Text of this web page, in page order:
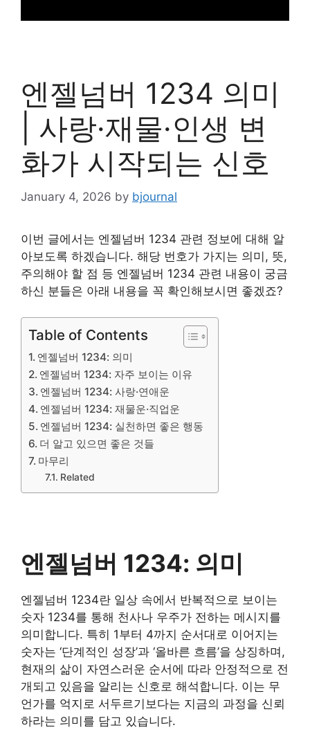
엔젤넘버 1234 의미
| 사랑·재물·인생 변
화가 시작되는 신호
January 4, 2026 by bjournal
이번 글에서는 엔젤넘버 1234 관련 정보에 대해 알
아보도록 하겠습니다. 해당 번호가 가지는 의미, 뜻,
주의해야 할 점 등 엔젤넘버 1234 관련 내용이 궁금
하신 분들은 아래 내용을 꼭 확인해보시면 좋겠죠?
Table of Contents
엔젤넘버 1234: 의미
엔젤넘버 1234: 자주 보이는 이유
엔젤넘버 1234: 사랑·연애운
엔젤넘버 1234: 재물운·직업운
엔젤넘버 1234: 실천하면 좋은 행동
더 알고 있으면 좋은 것들
마무리
Related
엔젤넘버 1234: 의미
엔젤넘버 1234란 일상 속에서 반복적으로 보이는
숫자 1234를 통해 천사나 우주가 전하는 메시지를
의미합니다. 특히 1부터 4까지 순서대로 이어지는
숫자는 ‘단계적인 성장’과 ‘올바른 흐름’을 상징하며,
현재의 삶이 자연스러운 순서에 따라 안정적으로 전
개되고 있음을 알리는 신호로 해석합니다. 이는 무
언가를 억지로 서두르기보다는 지금의 과정을 신뢰
하라는 의미를 담고 있습니다.